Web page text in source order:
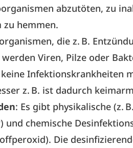
abzutöten, zu
zu hemmen.
die z. B.
werden Viren, Pilze oder
Infektionskrankheiten
z. B. ist dadurch
: Es gibt physikalische (z.
und chemische
Die